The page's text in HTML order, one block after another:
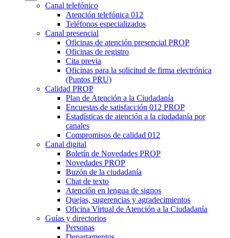
Canal telefónico
Atención telefónica 012
Teléfonos especializados
Canal presencial
Oficinas de atención presencial PROP
Oficinas de registro
Cita previa
Oficinas para la solicitud de firma electrónica
(Puntos PRU)
Calidad PROP
Plan de Atención a la Ciudadanía
Encuestas de satisfacción 012 PROP
Estadísticas de atención a la ciudadanía por
canales
Compromisos de calidad 012
Canal digital
Boletín de Novedades PROP
Novedades PROP
Buzón de la ciudadanía
Chat de texto
Atención en lengua de signos
Quejas, sugerencias y agradecimientos
Oficina Virtual de Atención a la Ciudadanía
Guías y directorios
Personas